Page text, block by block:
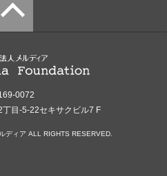
0072
目-5-22セキサクビル7 F
ディア ALL RIGHTS RESERVED.